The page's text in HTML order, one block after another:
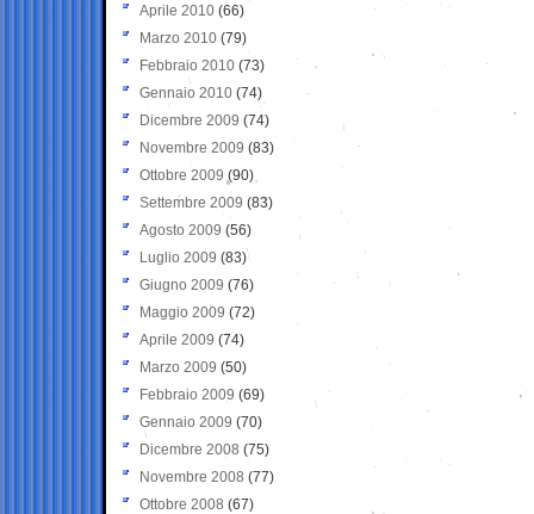
Aprile 2010 (66)
Marzo 2010 (79)
Febbraio 2010 (73)
Gennaio 2010 (74)
Dicembre 2009 (74)
Novembre 2009 (83)
Ottobre 2009 (90)
Settembre 2009 (83)
Agosto 2009 (56)
Luglio 2009 (83)
Giugno 2009 (76)
Maggio 2009 (72)
Aprile 2009 (74)
Marzo 2009 (50)
Febbraio 2009 (69)
Gennaio 2009 (70)
Dicembre 2008 (75)
Novembre 2008 (77)
Ottobre 2008 (67)